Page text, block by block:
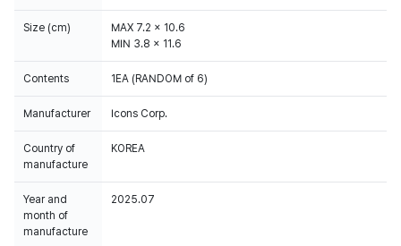
Size (cm)
MAX 7.2 x 10.6
MIN 3.8 x 11.6
Contents 1EA (RANDOM of 6)
Manufacturer Icons Corp.
Country of
manufacture
KOREA
Year and
month of
manufacture
2025.07